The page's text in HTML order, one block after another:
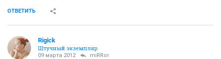
ОТВЕТИТЬ
Rigick
Штучный экземпляр
09 марта 2012 miRRor